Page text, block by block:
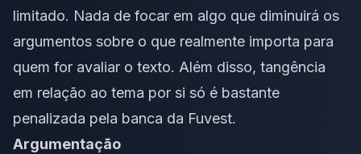
limitado. Nada de focar em algo que diminuirá os
argumentos sobre o que realmente importa para
quem for avaliar o texto. Além disso, tangência
em relação ao tema por si só é bastante
penalizada pela banca da Fuvest.
Argumentação